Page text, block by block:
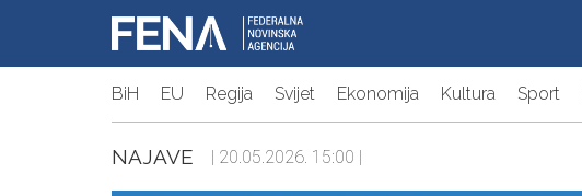
BiH EU Regija Svijet Ekonomija Kultura Sport
NAJAVE | 20.05.2026. 15:00 |